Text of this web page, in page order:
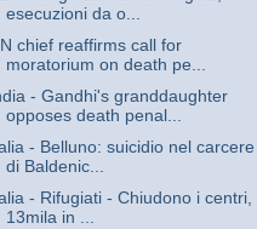
esecuzioni da o...
chief reaffirms call for
moratorium on death pe...
- Gandhi's granddaughter
opposes death penal...
- Belluno: suicidio nel carcere
di Baldenic...
- Rifugiati - Chiudono i centri,
13mila in ...